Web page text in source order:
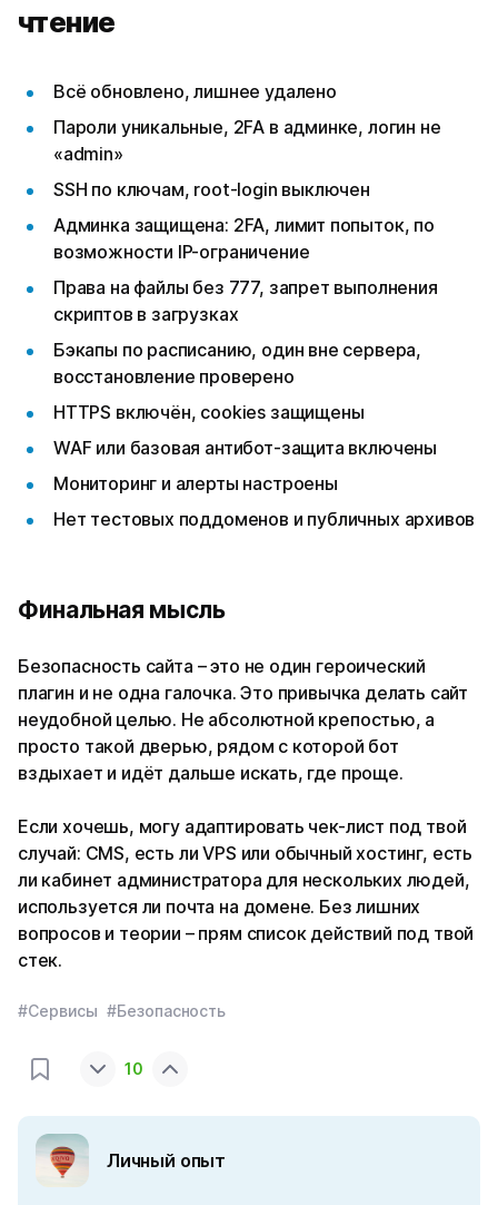
чтение
Всё обновлено, лишнее удалено
Пароли уникальные, 2FA в админке, логин не
«admin»
SSH по ключам, root-login выключен
Админка защищена: 2FA, лимит попыток, по
возможности IP-ограничение
Права на файлы без 777, запрет выполнения
скриптов в загрузках
Бэкапы по расписанию, один вне сервера,
восстановление проверено
HTTPS включён, cookies защищены
WAF или базовая антибот-защита включены
Мониторинг и алерты настроены
Нет тестовых поддоменов и публичных архивов
Финальная мысль
Безопасность сайта – это не один героический
плагин и не одна галочка. Это привычка делать сайт
неудобной целью. Не абсолютной крепостью, а
просто такой дверью, рядом с которой бот
вздыхает и идёт дальше искать, где проще.
Если хочешь, могу адаптировать чек-лист под твой
случай: CMS, есть ли VPS или обычный хостинг, есть
ли кабинет администратора для нескольких людей,
используется ли почта на домене. Без лишних
вопросов и теории – прям список действий под твой
стек.
#Сервисы #Безопасность
10
Личный опыт